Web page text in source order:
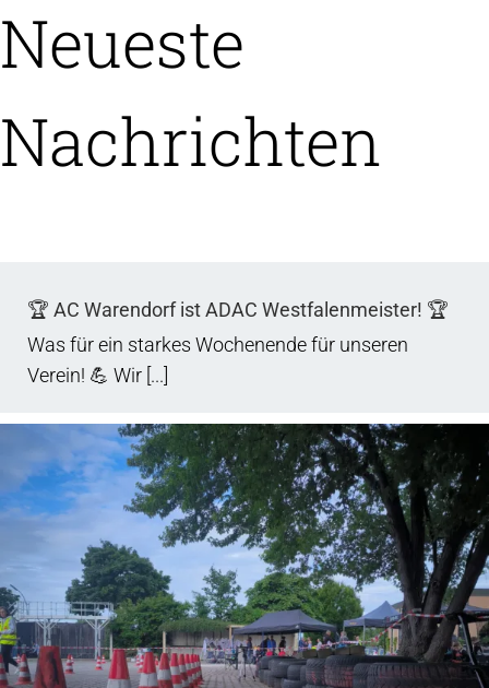
Neueste
Nachrichten
🏆 AC Warendorf ist ADAC Westfalenmeister! 🏆
Was für ein starkes Wochenende für unseren
Verein! 💪 Wir [...]